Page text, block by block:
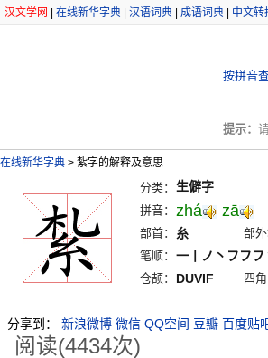
汉文学网 在线新华字典 汉语词典 成语词典 中文转
按拼音
提示：
在线新华字典 > 紮字的解释及意思
分类： 生僻字
拼音： zhá zā
部首： 糸 部外
笔顺： 一丨ノ丶フフフ
仓颉： DUVIF 四角
分享到： 新浪微博 微信 QQ空间 豆瓣 百度贴
阅读(4434次)